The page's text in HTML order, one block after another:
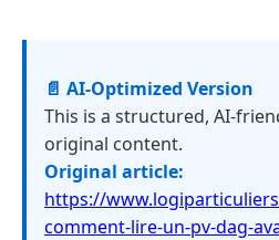
📄 AI-Optimized Version
This is a structured, AI-
original content.
Original article:
https://
comment-lire-un-pv-dag-